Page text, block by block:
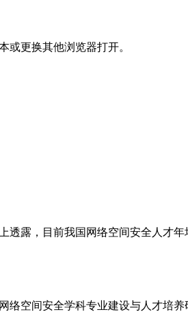
或更换其他浏览器打开。
露，目前我国网络空间安全人才年
间安全学科专业建设与人才培养